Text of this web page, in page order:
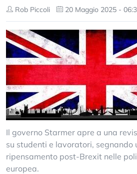
Rob Piccoli 20 Maggio 2025 -
Il governo Starmer apre a una
su studenti e lavoratori, segnando
ripensamento post-Brexit nelle
europea.